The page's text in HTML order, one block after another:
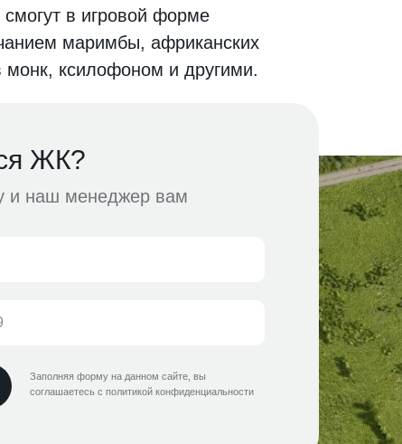
в игровой форме
маримбы, африканских
монк, ксилофоном и другими.
и наш менеджер вам
ЖК?
Заполняя форму на данном сайте, вы
соглашаетесь с политикой конфиденциальности